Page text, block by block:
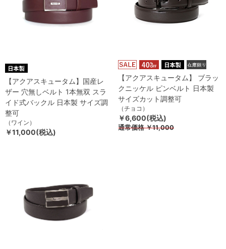
【アクアスキュータム】国産レ
ザー 穴無しベルト 1本無双 スラ
イド式バックル 日本製 サイズ調
整可
（ワイン）
￥11,000(税込)
【アクアスキュータム】 ブラッ
クニッケル ピンベルト 日本製
サイズカット調整可
（チョコ）
￥6,600(税込)
通常価格￥11,000